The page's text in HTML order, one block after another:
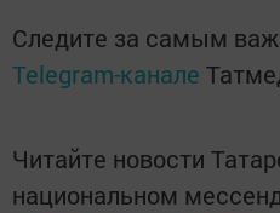
Следите за самым
Telegram-канале
Читайте новости
национальном